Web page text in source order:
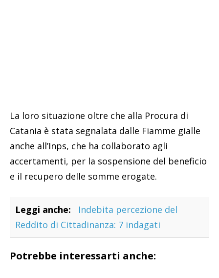
La loro situazione oltre che alla Procura di
Catania è stata segnalata dalle Fiamme gialle
anche all’Inps, che ha collaborato agli
accertamenti, per la sospensione del beneficio
e il recupero delle somme erogate.
Leggi anche:
Indebita percezione del
Reddito di Cittadinanza: 7 indagati
Potrebbe interessarti anche: